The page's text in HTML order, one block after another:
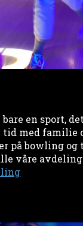
en sport,
med familie
på bowling og
våre